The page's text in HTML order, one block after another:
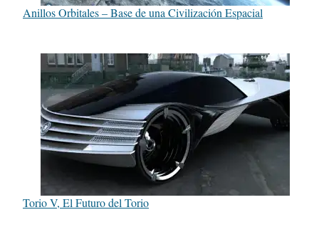
Anillos Orbitales – Base de una Civilización Espacial
Torio V, El Futuro del Torio